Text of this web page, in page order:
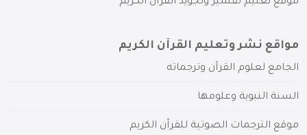
مواقع نشر وتعليم القرآن الكريم
الجامع لعلوم القرآن وترجماته
السنة النبوية وعلومها
موقع الترجمات الصوتية للقرآن الكريم